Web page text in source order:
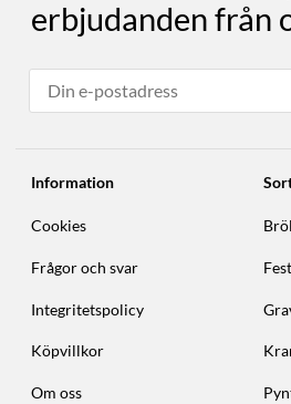
erbjudanden från
Information
Cookies
Frågor och svar
Integritetspolicy
Köpvillkor
Om oss